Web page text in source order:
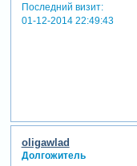
Последний визит:
01-12-2014 22:49:43
oligawlad
Долгожитель